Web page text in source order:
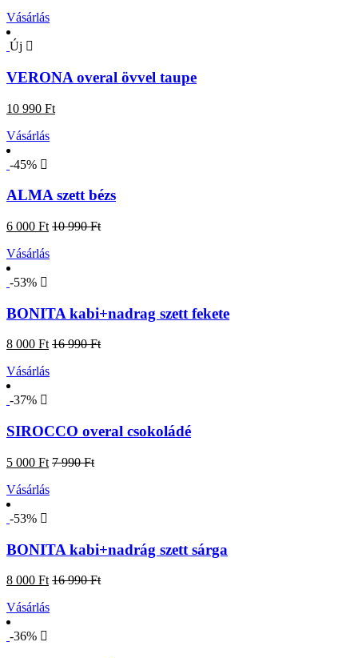
Vásárlás
Új
VERONA overal övvel taupe
10 990 Ft
Vásárlás
-45%
ALMA szett bézs
6 000 Ft 10 990 Ft
Vásárlás
-53%
BONITA kabi+nadrag szett fekete
8 000 Ft 16 990 Ft
Vásárlás
-37%
SIROCCO overal csokoládé
5 000 Ft 7 990 Ft
Vásárlás
-53%
BONITA kabi+nadrág szett sárga
8 000 Ft 16 990 Ft
Vásárlás
-36%